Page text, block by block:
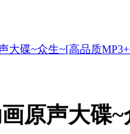
大碟~众生~[高品质
原声大碟